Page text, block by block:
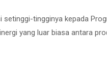
tingginya kepada
yang luar biasa antara